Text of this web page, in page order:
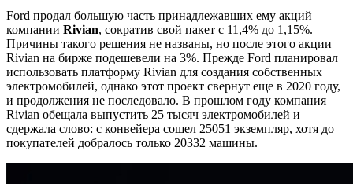
Ford продал большую часть принадлежавших ему акций
компании Rivian, сократив свой пакет с 11,4% до 1,15%.
Причины такого решения не названы, но после этого акции
Rivian на бирже подешевели на 3%. Прежде Ford планировал
использовать платформу Rivian для создания собственных
электромобилей, однако этот проект свернут еще в 2020 году,
и продолжения не последовало. В прошлом году компания
Rivian обещала выпустить 25 тысяч электромобилей и
сдержала слово: с конвейера сошел 25051 экземпляр, хотя до
покупателей добралось только 20332 машины.